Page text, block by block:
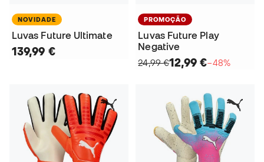
NOVIDADE
Luvas Future Ultimate
139,99 €
PROMOÇÃO
Luvas Future Play
Negative
24,99 €12,99 €−48%